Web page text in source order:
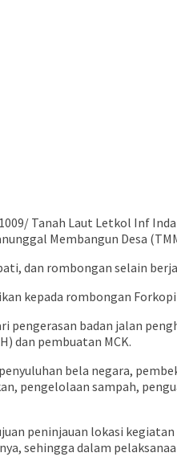
Tanah Laut Letkol Inf
Membangun Desa
dan rombongan selain
kepada rombongan
pengerasan badan jalan
dan pembuatan MCK.
bela negara,
pengelolaan sampah,
peninjauan lokasi
sehingga dalam